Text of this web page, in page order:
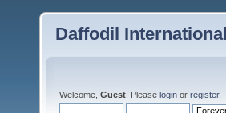
Daffodil
Welcome, Guest . Please login or register.